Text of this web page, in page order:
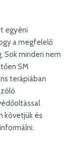
egyéni
a megfelelő
Sok minden nem
SM
terápiában
követjük és